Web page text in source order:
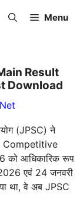
Menu
Result
Download
(JPSC) ने
Competitive
को आधिकारिक रूप
एवं 24 जनवरी
था, वे अब JPSC